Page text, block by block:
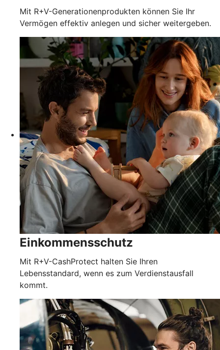
Mit R+V-Generationenprodukten können Sie Ihr
Vermögen effektiv anlegen und sicher weitergeben.
Einkommensschutz
Mit R+V-CashProtect halten Sie Ihren
Lebensstandard, wenn es zum Verdienstausfall
kommt.